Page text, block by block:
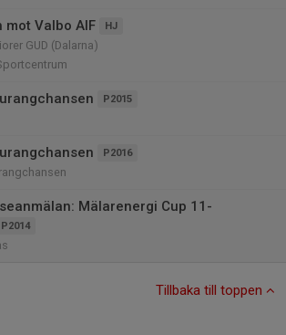
mot Valbo AIF HJ
GUD (Dalarna)
P2015
P2016
Mälarenergi Cup 11-
P2014
Tillbaka till toppen